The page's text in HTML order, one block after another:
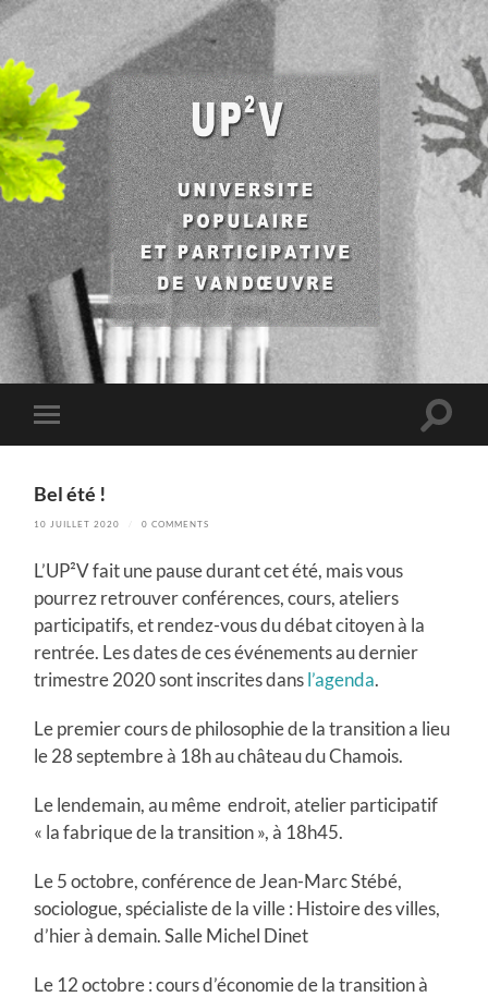
UP2V
Toggle
mobile
Toggle
Bel été !
10 JUILLET 2020 0 COMMENTS
L’UP²V fait une pause durant cet été, mais vous
pourrez retrouver conférences, cours, ateliers
participatifs, et rendez-vous du débat citoyen à la
rentrée. Les dates de ces événements au dernier
trimestre 2020 sont inscrites dansl’agenda.
Le premier cours de philosophie de la transition a lieu
le 28 septembre à 18h au château du Chamois.
Le lendemain, au même endroit, atelier participatif
« la fabrique de la transition », à 18h45.
Le 5 octobre, conférence de Jean-Marc Stébé,
sociologue, spécialiste de la ville : Histoire des villes,
d’hier à demain. Salle Michel Dinet
Le 12 octobre : cours d’économie de la transition à